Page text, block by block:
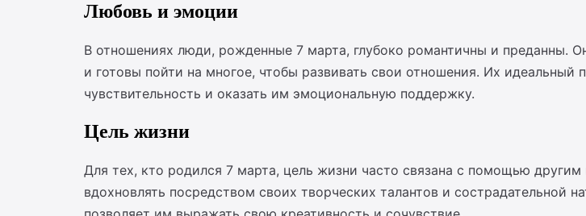
Любовь и эмоции
В отношениях люди, рожденные 7 марта, глубоко романтичны и преданны.
и готовы пойти на многое, чтобы развивать свои отношения. Их
чувствительность и оказать им эмоциональную поддержку.
Цель жизни
Для тех, кто родился 7 марта, цель жизни часто связана с помощью
вдохновлять посредством своих творческих талантов и сострадательной